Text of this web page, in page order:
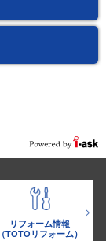
リフォーム情報
（TOTOリフォーム）